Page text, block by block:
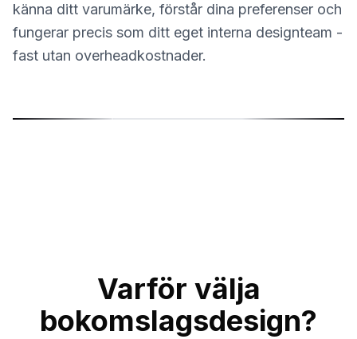
känna ditt varumärke, förstår dina preferenser och
fungerar precis som ditt eget interna designteam -
fast utan overheadkostnader.
Varför välja
bokomslagsdesign?